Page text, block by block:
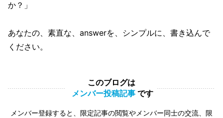
か？」
あなたの、素直な、answerを、シンプルに、書き込んで
ください。
このブログは
メンバー投稿記事 です
メンバー登録すると、限定記事の閲覧やメンバー同士の交流、限